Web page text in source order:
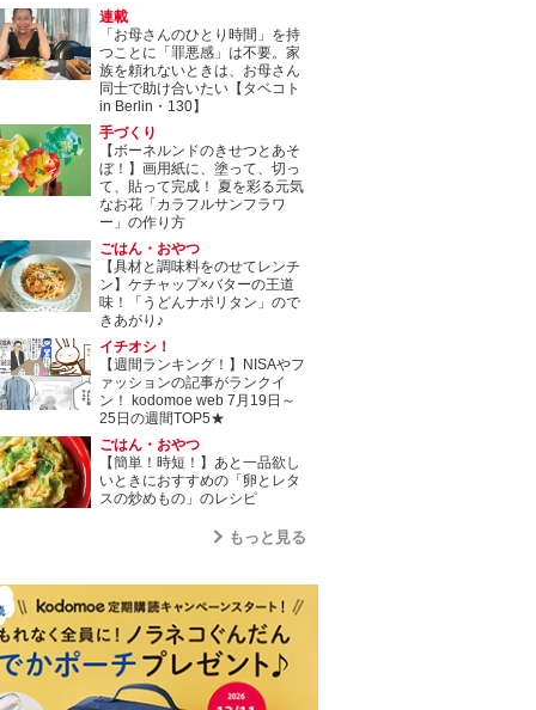
連載
「お母さんのひとり時間」を持
つことに「罪悪感」は不要。家
族を頼れないときは、お母さん
同士で助け合いたい【タベコト
in Berlin・130】
手づくり
【ボーネルンドのきせつとあそ
ぼ！】画用紙に、塗って、切っ
て、貼って完成！ 夏を彩る元気
なお花「カラフルサンフラワ
ー」の作り方
ごはん・おやつ
【具材と調味料をのせてレンチ
ン】ケチャップ×バターの王道
味！「うどんナポリタン」ので
きあがり♪
イチオシ！
【週間ランキング！】NISAやフ
ァッションの記事がランクイ
ン！ kodomoe web 7月19日～
25日の週間TOP5★
ごはん・おやつ
【簡単！時短！】あと一品欲し
いときにおすすめの「卵とレタ
スの炒めもの」のレシピ
もっと見る